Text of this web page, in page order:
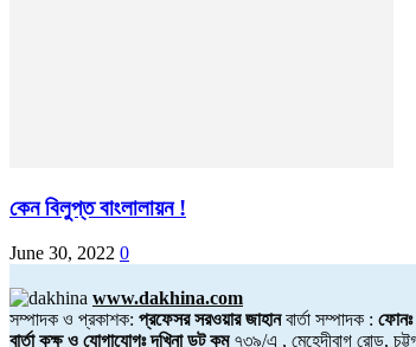
কেন বিলুপ্ত বাংলালায়ন !
June 30, 2022 0
www.dakhina.com
সম্পাদক ও প্রকাশক: প্রফেসর সরওয়ার জাহানবার্তা সম্পাদক : ফোনঃ
বার্তা কক্ষ ও যোগাযোগঃ দখিনা ডট কম৭৩৯/এ , মেহেদীবাগ রোড,